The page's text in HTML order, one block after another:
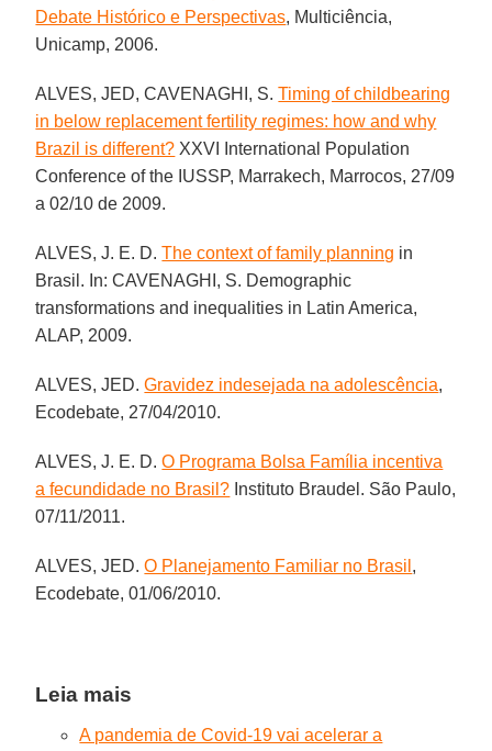
Debate Histórico e Perspectivas, Multiciência,
Unicamp, 2006.
ALVES, JED, CAVENAGHI, S.Timing of childbearing
in below replacement fertility regimes: how and why
Brazil is different? XXVI International Population
Conference of the IUSSP, Marrakech, Marrocos, 27/09
a 02/10 de 2009.
ALVES, J. E. D.The context of family planning in
Brasil. In: CAVENAGHI, S. Demographic
transformations and inequalities in Latin America,
ALAP, 2009.
ALVES, JED.Gravidez indesejada na adolescência,
Ecodebate, 27/04/2010.
ALVES, J. E. D.O Programa Bolsa Família incentiva
a fecundidade no Brasil? Instituto Braudel. São Paulo,
07/11/2011.
ALVES, JED.O Planejamento Familiar no Brasil ,
Ecodebate, 01/06/2010.
Leia mais
A pandemia de Covid-19 vai acelerar a